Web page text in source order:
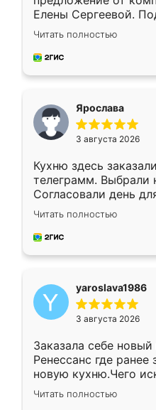
Елены Сергеевой.
короткие сроки
для замера
предложил по моему
Читать полностью
Ярослава
3 августа 2026
Кухню здесь
телеграмм. Выбрали
Согласовали день
недели кухня была
довольны работой.
мебель за
Читать полностью
yaroslava1986
3 августа 2026
Заказала себе
Ренессанс где ранее
новую кухню.Чего
вполне довольна.
два года, нареканий
Читать полностью